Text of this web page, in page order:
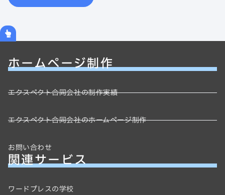
ホームページ制作
エクスペクト合同会社の制作実績
エクスペクト合同会社のホームページ制作
お問い合わせ
関連サービス
ワードプレスの学校